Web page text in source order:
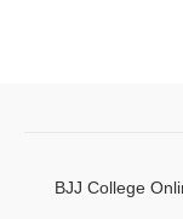
BJJ College